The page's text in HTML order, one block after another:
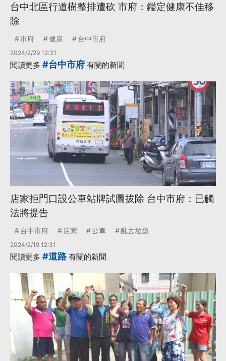
台中北區行道樹整排遭砍 市府：鑑定健康不佳移
除
市府 健康 台中市府
2024/2/29 12:31
閱讀更多 #台中市府 有關的新聞
店家拒門口設公車站牌試圖拔除 台中市府：已觸
法將提告
台中市府 店家 公車 亂丟垃圾
2024/2/19 12:31
閱讀更多 #道路有關的新聞